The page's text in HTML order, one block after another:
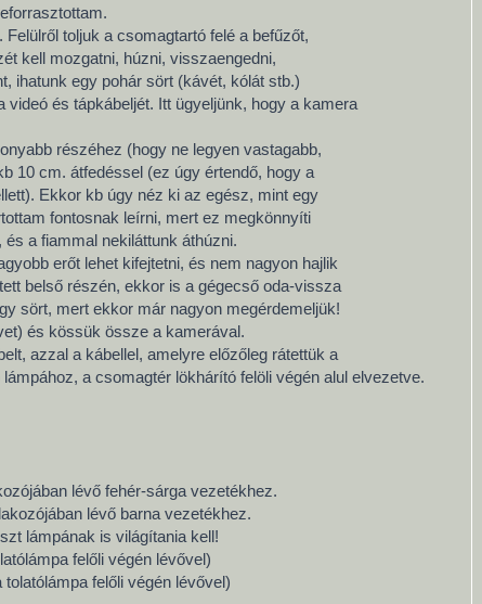
toljuk a csomagtartó felé a befűzőt,
kell mozgatni, húzni, visszaengedni,
ihatunk egy pohár sört (kávét, kólát stb.)
és tápkábeljét. Itt ügyeljünk, hogy a kamera
részéhez (hogy ne legyen vastagabb,
10 cm. átfedéssel (ez úgy értendő, hogy a
Ekkor kb úgy néz ki az egész, mint egy
fontosnak leírni, mert ez megkönnyíti
a fiammal nekiláttunk áthúzni.
erőt lehet kifejtetni, és nem nagyon hajlik
belső részén, ekkor is a gégecső oda-vissza
sört, mert ekkor már nagyon megérdemeljük!
és kössük össze a kamerával.
azzal a kábellel, amelyre előzőleg rátettük a
a csomagtér lökhárító felöli végén alul elvezetve.
lévő fehér-sárga vezetékhez.
lévő barna vezetékhez.
lámpának is világítania kell!
felőli végén lévővel)
felőli végén lévővel)